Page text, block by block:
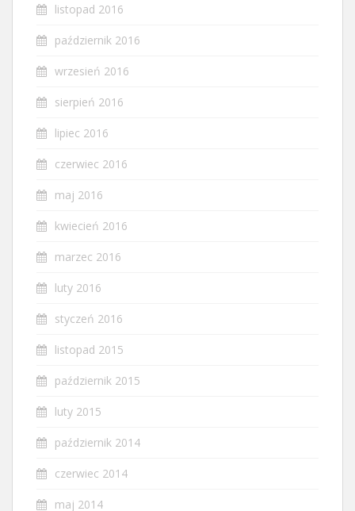
listopad 2016
październik 2016
wrzesień 2016
sierpień 2016
lipiec 2016
czerwiec 2016
maj 2016
kwiecień 2016
marzec 2016
luty 2016
styczeń 2016
listopad 2015
październik 2015
luty 2015
październik 2014
czerwiec 2014
maj 2014